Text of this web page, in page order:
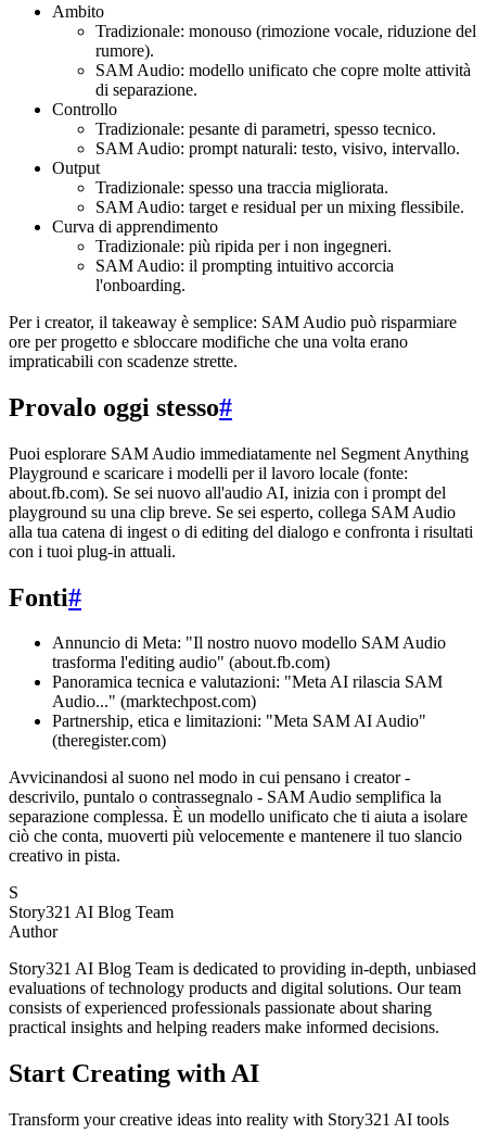
Ambito
Tradizionale: monouso (rimozione vocale, riduzione del
rumore).
SAM Audio: modello unificato che copre molte attività
di separazione.
Controllo
Tradizionale: pesante di parametri, spesso tecnico.
SAM Audio: prompt naturali: testo, visivo, intervallo.
Output
Tradizionale: spesso una traccia migliorata.
SAM Audio: target e residual per un mixing flessibile.
Curva di apprendimento
Tradizionale: più ripida per i non ingegneri.
SAM Audio: il prompting intuitivo accorcia
l'onboarding.
Per i creator, il takeaway è semplice: SAM Audio può risparmiare
ore per progetto e sbloccare modifiche che una volta erano
impraticabili con scadenze strette.
Provalo oggi stesso#
Puoi esplorare SAM Audio immediatamente nel Segment Anything
Playground e scaricare i modelli per il lavoro locale (fonte:
about.fb.com). Se sei nuovo all'audio AI, inizia con i prompt del
playground su una clip breve. Se sei esperto, collega SAM Audio
alla tua catena di ingest o di editing del dialogo e confronta i risultati
con i tuoi plug-in attuali.
Fonti#
Annuncio di Meta: "Il nostro nuovo modello SAM Audio
trasforma l'editing audio" (about.fb.com)
Panoramica tecnica e valutazioni: "Meta AI rilascia SAM
Audio..." (marktechpost.com)
Partnership, etica e limitazioni: "Meta SAM AI Audio"
(theregister.com)
Avvicinandosi al suono nel modo in cui pensano i creator -
descrivilo, puntalo o contrassegnalo - SAM Audio semplifica la
separazione complessa. È un modello unificato che ti aiuta a isolare
ciò che conta, muoverti più velocemente e mantenere il tuo slancio
creativo in pista.
S
Story321 AI Blog Team
Author
Story321 AI Blog Team is dedicated to providing in-depth, unbiased
evaluations of technology products and digital solutions. Our team
consists of experienced professionals passionate about sharing
practical insights and helping readers make informed decisions.
Start Creating with AI
Transform your creative ideas into reality with Story321 AI tools